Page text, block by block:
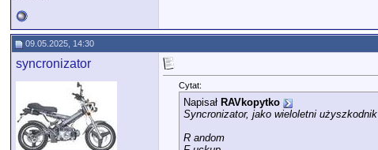
09.05.2025, 14:30
syncronizator
Cytat:
Napisał RAVkopytko
Syncronizator, jako wieloletni użyszkodnik
R andom